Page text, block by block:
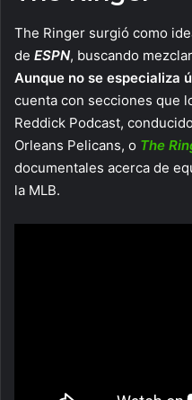
The Ringer surgió como
de ESPN, buscando
Aunque no se especializa
cuenta con secciones que
Reddick Podcast,
Orleans Pelicans, o The
documentales acerca de
la MLB.